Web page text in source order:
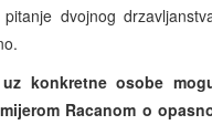
dvojnog
konkretne osobe
Racanom o